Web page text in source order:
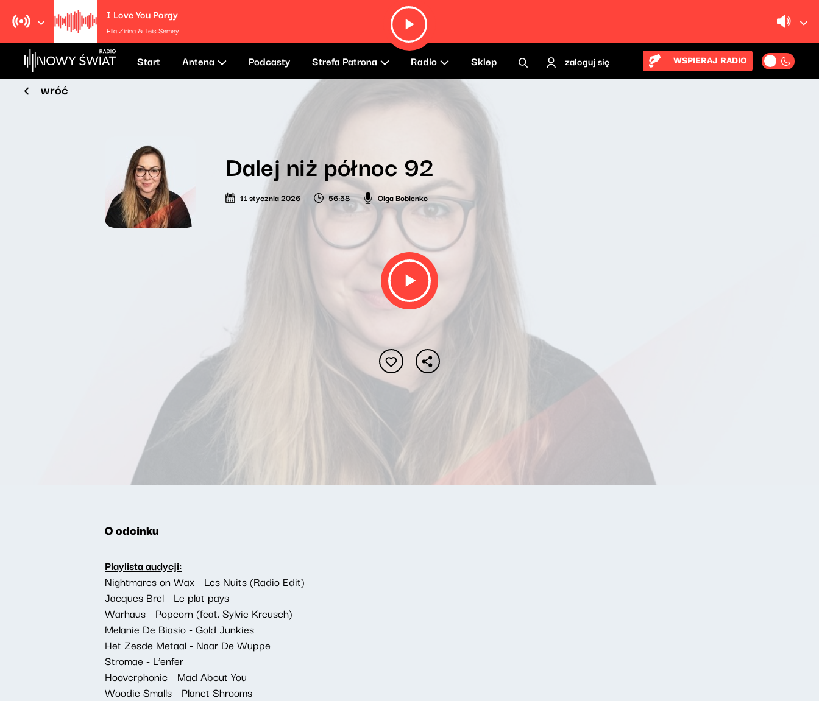
I Love You Porgy
Ella Zirina & Teis Semey
Start Antena Podcasty Strefa Patrona Radio Sklep zaloguj się WSPIERAJ RADIO
wróć
Dalej niż północ 92
11 stycznia 2026 56:58 Olga Bobienko
O odcinku
Playlista audycji:
Nightmares on Wax - Les Nuits (Radio Edit)
Jacques Brel - Le plat pays
Warhaus - Popcorn (feat. Sylvie Kreusch)
Melanie De Biasio - Gold Junkies
Het Zesde Metaal - Naar De Wuppe
Stromae - L’enfer
Hooverphonic - Mad About You
Woodie Smalls - Planet Shrooms